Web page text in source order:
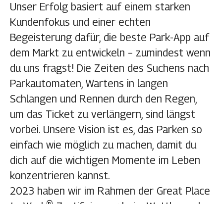
Unser Erfolg basiert auf einem starken
Kundenfokus und einer echten
Begeisterung dafür, die beste Park-App auf
dem Markt zu entwickeln – zumindest wenn
du uns fragst! Die Zeiten des Suchens nach
Parkautomaten, Wartens in langen
Schlangen und Rennen durch den Regen,
um das Ticket zu verlängern, sind längst
vorbei. Unsere Vision ist es, das Parken so
einfach wie möglich zu machen, damit du
dich auf die wichtigen Momente im Leben
konzentrieren kannst.
2023 haben wir im Rahmen der Great Place